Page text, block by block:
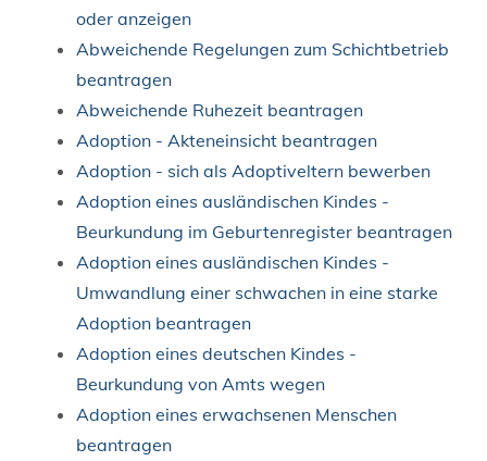
oder anzeigen
Abweichende Regelungen zum Schichtbetrieb
beantragen
Abweichende Ruhezeit beantragen
Adoption - Akteneinsicht beantragen
Adoption - sich als Adoptiveltern bewerben
Adoption eines ausländischen Kindes -
Beurkundung im Geburtenregister beantragen
Adoption eines ausländischen Kindes -
Umwandlung einer schwachen in eine starke
Adoption beantragen
Adoption eines deutschen Kindes -
Beurkundung von Amts wegen
Adoption eines erwachsenen Menschen
beantragen